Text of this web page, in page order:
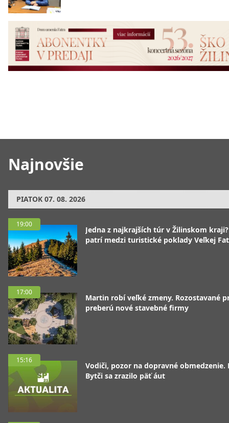
Najnovšie
PIATOK 07. 08. 2026
19:00
Jedna z najkrajších túr v Žilinskom
patrí medzi turistické poklady Veľkej
17:00
Martin robí veľké zmeny. Rozostavané
preberú nové stavebné firmy
15:16
Vodiči, pozor na dopravné obmedzenie.
Bytči sa zrazilo päť áut